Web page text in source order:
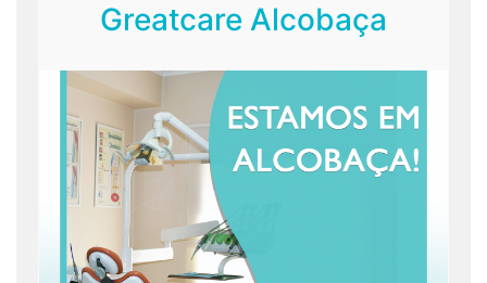
Greatcare Alcobaça